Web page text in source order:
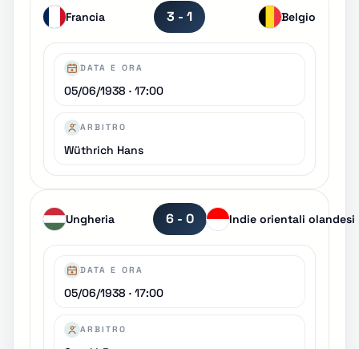
Francia 3 - 1 Belgio
DATA E ORA
05/06/1938 · 17:00
ARBITRO
Wüthrich Hans
Ungheria 6 - 0 Indie orientali olandesi
DATA E ORA
05/06/1938 · 17:00
ARBITRO